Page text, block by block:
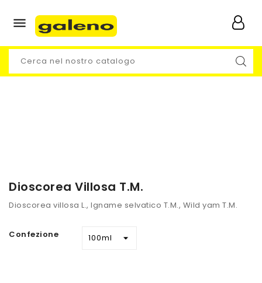

Dioscorea Villosa T.M.
Dioscorea villosa L., Igname selvatico T.M., Wild yam T.M.
Confezione